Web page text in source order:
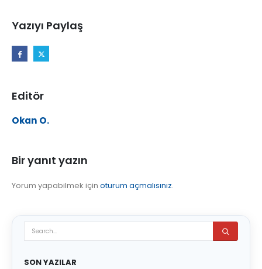
Yazıyı Paylaş
Editör
Okan O.
Bir yanıt yazın
Yorum yapabilmek için oturum açmalısınız.
SON YAZILAR